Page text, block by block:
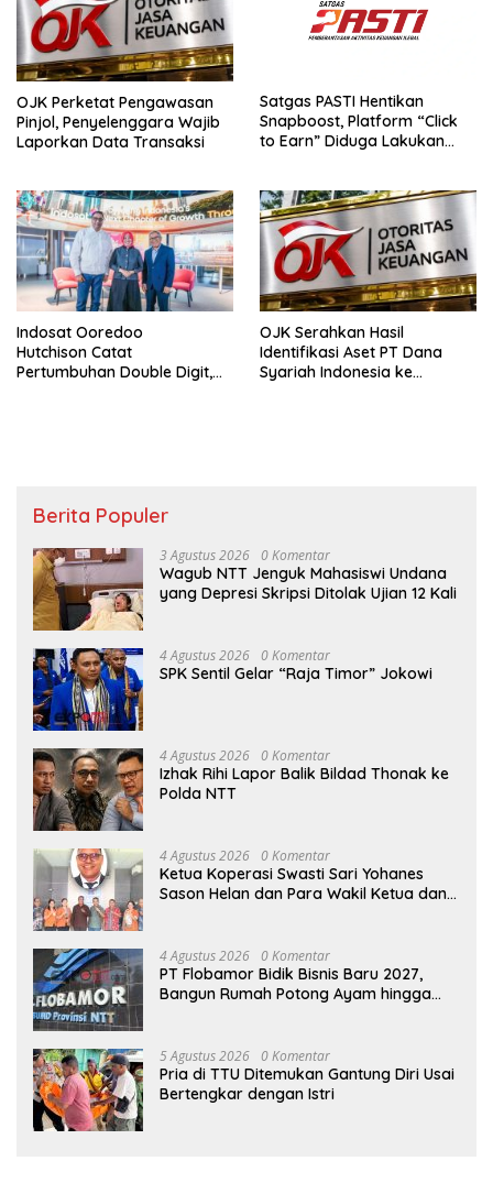
OJK Perketat Pengawasan
Pinjol, Penyelenggara Wajib
Laporkan Data Transaksi
Satgas PASTI Hentikan
Snapboost, Platform “Click
to Earn” Diduga Lakukan
Indosat Ooredoo
Hutchison Catat
Pertumbuhan Double Digit,
OJK Serahkan Hasil
Identifikasi Aset PT Dana
Syariah Indonesia ke
Berita Populer
3 Agustus 2026 0 Komentar
Wagub NTT Jenguk Mahasiswi Undana
yang Depresi Skripsi Ditolak Ujian 12 Kali
4 Agustus 2026 0 Komentar
SPK Sentil Gelar “Raja Timor” Jokowi
4 Agustus 2026 0 Komentar
Izhak Rihi Lapor Balik Bildad Thonak ke
Polda NTT
4 Agustus 2026 0 Komentar
Ketua Koperasi Swasti Sari Yohanes
Sason Helan dan Para Wakil Ketua dan
Menyambut Sukacita
4 Agustus 2026 0 Komentar
PT Flobamor Bidik Bisnis Baru 2027,
Bangun Rumah Potong Ayam hingga
5 Agustus 2026 0 Komentar
Pria di TTU Ditemukan Gantung Diri Usai
Bertengkar dengan Istri